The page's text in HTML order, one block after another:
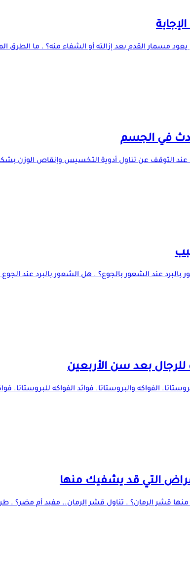
القدم بعد إزالته أو الشفاء منه؟ . ما الطرق
في الجسم
التوقف عن تناول أدوية التخسيس وإنقاص الوزن
عند الشعور بالجوع؟ . هل الشعور بالبرد عند
للرجال بعد سن الأربعين
الفواكه والبروستاتا. فوائد الفواكه للبروستاتا.
التي قد يشفيك منها
قشر الرمان؟ . تناول قشر الرمان.. مفيد أم مضر؟ .